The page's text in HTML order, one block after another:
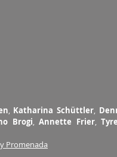
, Katharina Schüttler,
Brogi, Annette Frier,
Promenada